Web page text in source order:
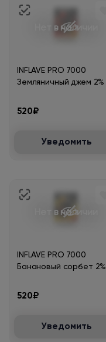
Нет в наличии
INFLAVE PRO 7000
Земляничный джем 2%
520₽
Уведомить
Нет в наличии
INFLAVE PRO 7000
Банановый сорбет 2%
520₽
Уведомить